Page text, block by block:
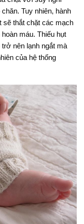
chăn. Tuy nhiên, hành
sẽ thắt chặt các mạch
máu. Thiếu hụt
nên lạnh ngắt mà
của hệ thống